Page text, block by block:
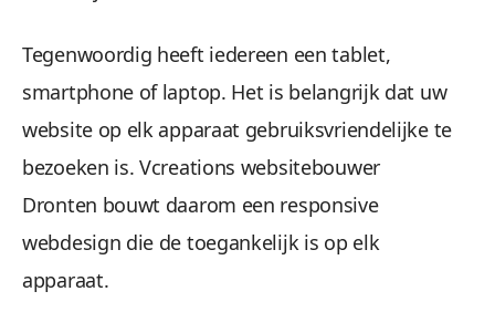
Tegenwoordig heeft iedereen een tablet,
smartphone of laptop. Het is belangrijk dat uw
website op elk apparaat gebruiksvriendelijke te
bezoeken is. Vcreations websitebouwer
Dronten bouwt daarom een responsive
webdesign die de toegankelijk is op elk
apparaat.
Veilig &
Wees gerust, alle gegevens zijn veilig. We maken